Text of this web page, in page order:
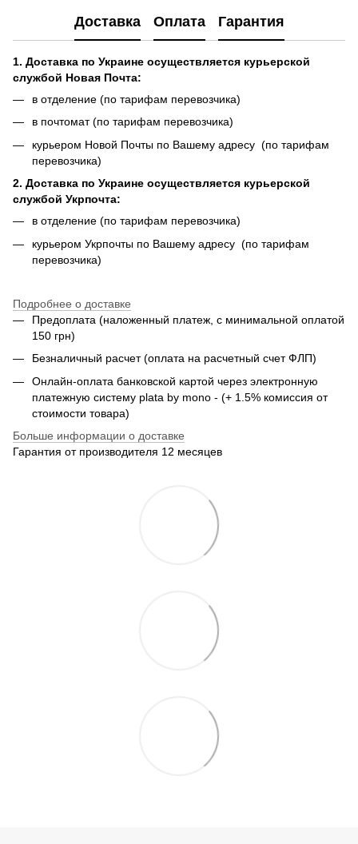
Доставка Оплата Гарантия
1. Доставка по Украине осуществляется курьерской
службой Новая Почта:
в отделение (по тарифам перевозчика)
в почтомат (по тарифам перевозчика)
курьером Новой Почты по Вашему адресу (по тарифам
перевозчика)
2. Доставка по Украине осуществляется курьерской
службой Укрпочта:
в отделение (по тарифам перевозчика)
курьером Укрпочты по Вашему адресу (по тарифам
перевозчика)
Подробнее о доставке
Предоплата (наложенный платеж, с минимальной оплатой
150 грн)
Безналичный расчет (оплата на расчетный счет ФЛП)
Онлайн-оплата банковской картой через электронную
платежную систему plata by mono - (+ 1.5% комиссия от
стоимости товара)
Больше информации о доставке
Гарантия от производителя 12 месяцев